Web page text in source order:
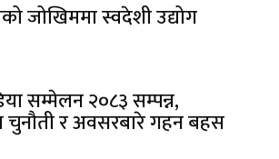
जोखिममा स्वदेशी उद्योग
सम्मेलन २०८३ सम्पन्न,
चुनौती र अवसरबारे गहन बहस